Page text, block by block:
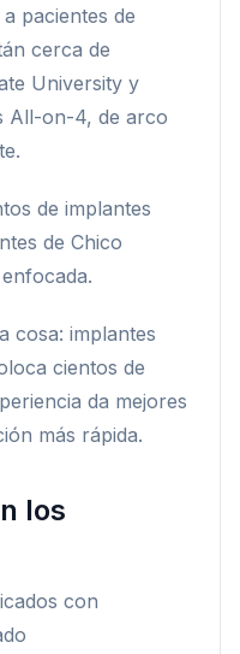
pacientes de
cerca de
University y
All-on-4, de arco
de implantes
de Chico
cosa: implantes
cientos de
da mejores
más rápida.
los
con